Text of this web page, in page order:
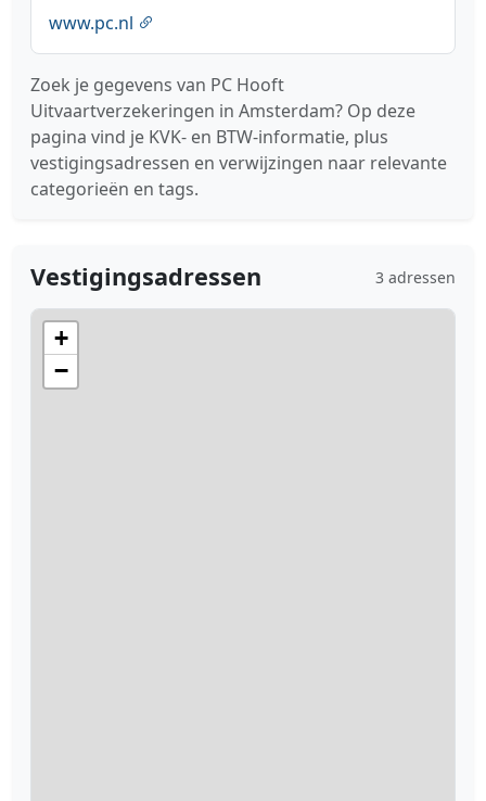
www.pc.nl
Zoek je gegevens van PC Hooft
Uitvaartverzekeringen in Amsterdam? Op deze
pagina vind je KVK- en BTW-informatie, plus
vestigingsadressen en verwijzingen naar relevante
categorieën en tags.
Vestigingsadressen 3 adressen
+
−